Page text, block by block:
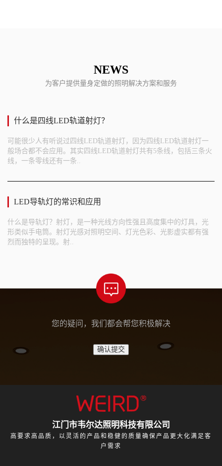
NEWS
为客户提供量身定做的照明解决方案和服务
什么是四线LED轨道射灯？
可能很少人有听说过四线LED轨道射灯，因为四线LED轨道射灯一
般场合都不会应用。其实四线LED轨道射灯共有5条线，包括三条火
线，一条零线还有一条..
LED导轨灯的常识和应用
什么是导轨灯？射灯，是一种光线方向性强且高度集中的灯具，光
形类似手电筒。射灯光感对照明空间、灯光色彩、光影虚实都有强
烈而独特的呈现。射..
您的疑问，我们都会帮您积极解决
江门市韦尔达照明科技有限公司
高要求高品质，以灵活的产品和稳健的质量确保产品更大化满足客
户需求